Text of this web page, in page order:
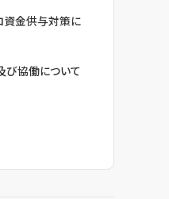
資金供与対策に
び協働について